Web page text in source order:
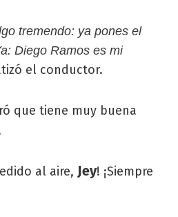
tremendo: ya pones el
Diego Ramos es mi
el conductor.
que tiene muy buena
al aire, Jey! ¡Siempre